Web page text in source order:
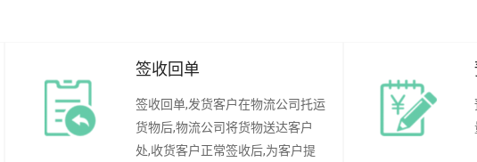
签收回单
签收回单,发货客户在物流公司托运
货物后,物流公司将货物送达客户
处,收货客户正常签收后,为客户提